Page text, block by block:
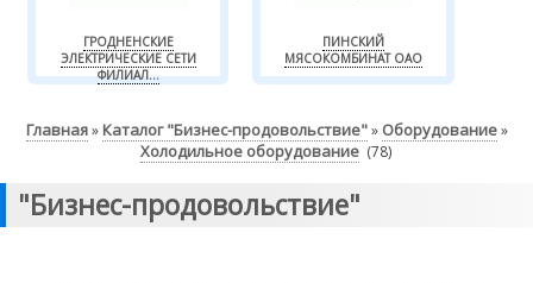
ГРОДНЕНСКИЕ
ЭЛЕКТРИЧЕСКИЕ СЕТИ
ФИЛИАЛ...
ПИНСКИЙ
МЯСОКОМБИНАТ ОАО
Главная» Каталог "Бизнес-продовольствие"» Оборудование»
Холодильное оборудование (78)
"Бизнес-продовольствие"